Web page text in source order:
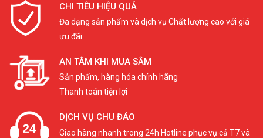
CHI TIÊU HIỆU QUẢ
Đa dạng sản phẩm và dịch vụ Chất lượng cao với giá
ưu đãi
AN TÂM KHI MUA SẮM
Sản phẩm, hàng hóa chính hãng
Thanh toán tiện lợi
DỊCH VỤ CHU ĐÁO
Giao hàng nhanh trong 24h Hotline phục vụ cả T7 và